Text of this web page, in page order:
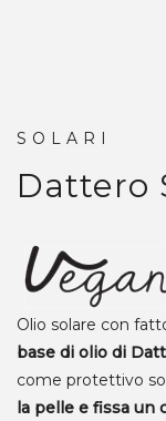
SOLARI
Dattero
Olio solare con
base di olio di
come protettivo
la pelle e fissa un